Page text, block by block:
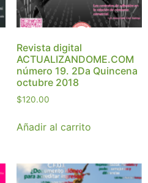
Revista digital
ACTUALIZANDOME.COM
número 19. 2Da Quincena
octubre 2018
$120.00
Añadir al carrito